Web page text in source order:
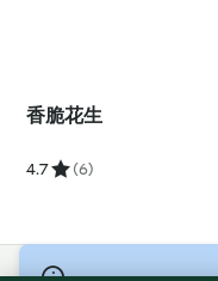
香脆花生
4.7 (6)